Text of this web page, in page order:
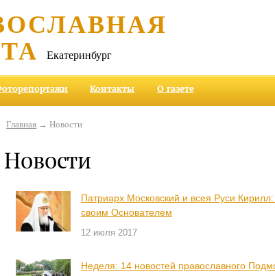
Екатеринбург
Контакты О газете
Главная → Новости
Новости
Патриарх Московский и всея Руси
своим Основателем
12 июля 2017
Неделя: 14 новостей православного